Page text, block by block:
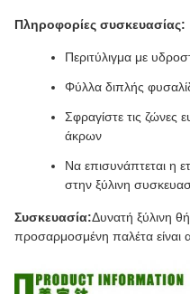
Πληροφορίες συσκευασίας:
Περιτύλιγμα με
Φύλλα διπλής
Σφραγίστε τις ζώνες
άκρων
Να επισυνάπτεται η
στην ξύλινη
Συσκευασία:Δυνατή ξύλινη
προσαρμοσμένη παλέτα είναι